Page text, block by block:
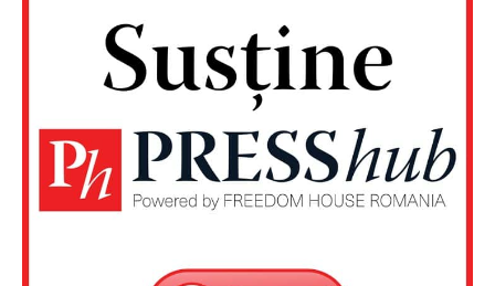
FREEDOM HOUSE ROMÂNIA
PRESShub
Despre noi / Echipa